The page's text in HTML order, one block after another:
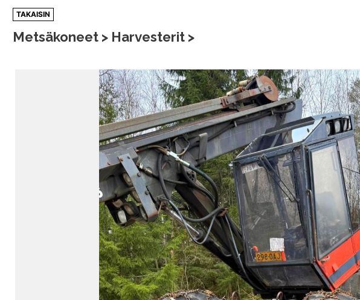
Siirry
sisältöön
TAKAISIN
Metsäkoneet > Harvesterit >